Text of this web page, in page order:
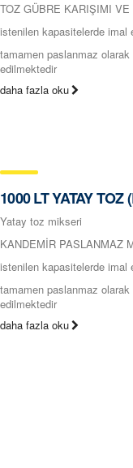
TOZ GÜBRE KARIŞIMI VE
istenilen kapasitelerde imal
tamamen paslanmaz
edilmektedir
daha fazla oku
1000 LT YATAY
Yatay toz mikseri
KANDEMİR PASLANMAZ
istenilen kapasitelerde imal
tamamen paslanmaz
edilmektedir
daha fazla oku